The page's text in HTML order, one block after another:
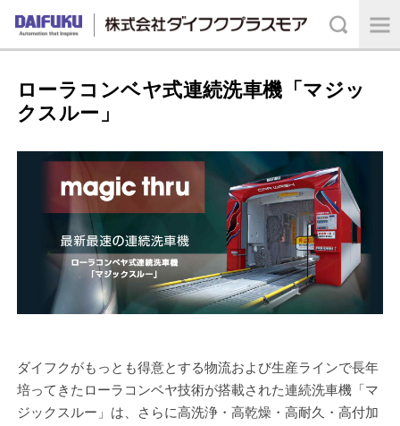
ローラコンベヤ式連続洗車機「マジッ
クスルー」
ダイフクがもっとも得意とする物流および生産ラインで長年
培ってきたローラコンベヤ技術が搭載された連続洗車機「マ
ジックスルー」は、さらに高洗浄・高乾燥・高耐久・高付加